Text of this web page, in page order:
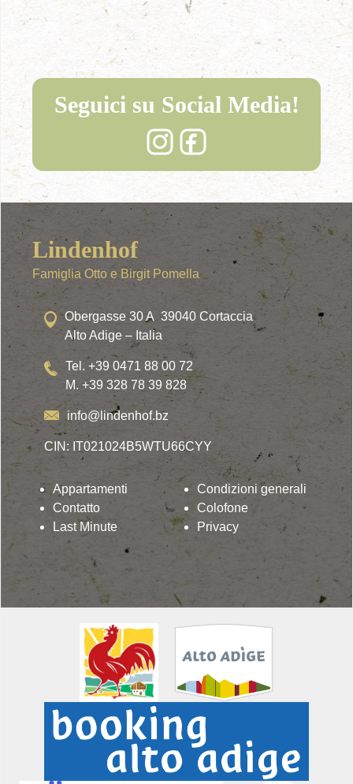
Seguici su Social Media!
Lindenhof
Famiglia Otto e Birgit Pomella
Obergasse 30 A 39040 Cortaccia
Alto Adige – Italia
Tel. +39 0471 88 00 72
M. +39 328 78 39 828
info@lindenhof.bz
CIN: IT021024B5WTU66CYY
Appartamenti
Contatto
Last Minute
Condizioni generali
Colofone
Privacy
Lindenhof